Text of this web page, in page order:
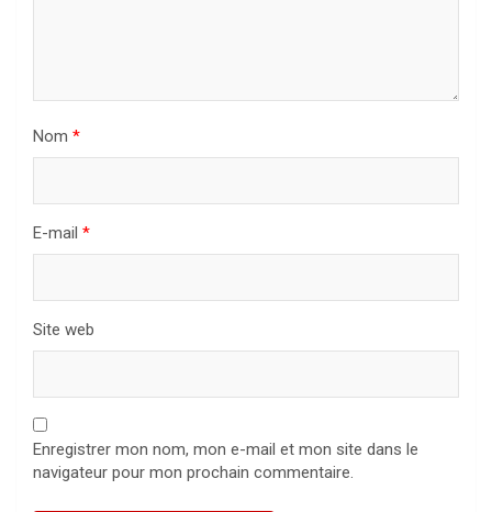
Nom *
E-mail *
Site web
Enregistrer mon nom, mon e-mail et mon site dans le
navigateur pour mon prochain commentaire.